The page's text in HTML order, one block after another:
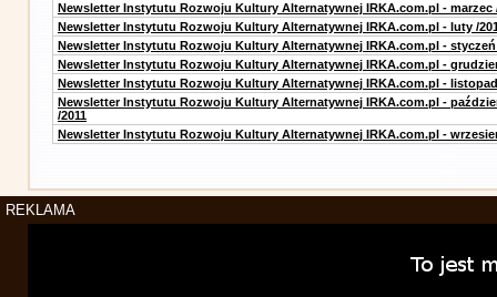
Newsletter Instytutu Rozwoju Kultury Alternatywnej IRKA.com.pl - marzec
Newsletter Instytutu Rozwoju Kultury Alternatywnej IRKA.com.pl - luty /
Newsletter Instytutu Rozwoju Kultury Alternatywnej IRKA.com.pl - styczeń
Newsletter Instytutu Rozwoju Kultury Alternatywnej IRKA.com.pl -
Newsletter Instytutu Rozwoju Kultury Alternatywnej IRKA.com.pl - listopad
Newsletter Instytutu Rozwoju Kultury Alternatywnej IRKA.com.pl -
/2011
Newsletter Instytutu Rozwoju Kultury Alternatywnej IRKA.com.pl -
REKLAMA